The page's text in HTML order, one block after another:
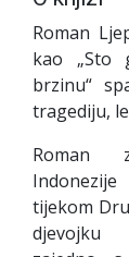
Roman
kao „Sto
brzinu“
tragediju,
Roman
tijekom
djevojku